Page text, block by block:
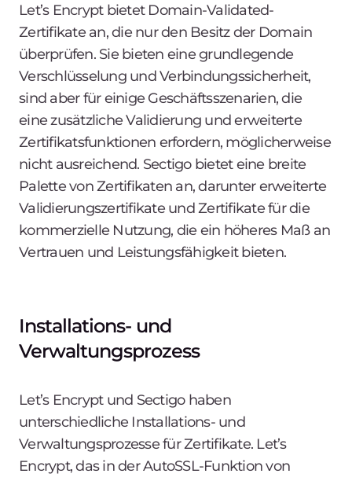
Let’s Encrypt bietet Domain-Validated-
Zertifikate an, die nur den Besitz der Domain
überprüfen. Sie bieten eine grundlegende
Verschlüsselung und Verbindungssicherheit,
sind aber für einige Geschäftsszenarien, die
eine zusätzliche Validierung und erweiterte
Zertifikatsfunktionen erfordern, möglicherweise
nicht ausreichend. Sectigo bietet eine breite
Palette von Zertifikaten an, darunter erweiterte
Validierungszertifikate und Zertifikate für die
kommerzielle Nutzung, die ein höheres Maß an
Vertrauen und Leistungsfähigkeit bieten.
Installations- und
Verwaltungsprozess
Let’s Encrypt und Sectigo haben
unterschiedliche Installations- und
Verwaltungsprozesse für Zertifikate. Let’s
Encrypt, das in der AutoSSL-Funktion von